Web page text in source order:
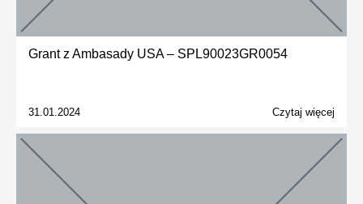
Grant z Ambasady USA – SPL90023GR0054
31.01.2024 Czytaj więcej